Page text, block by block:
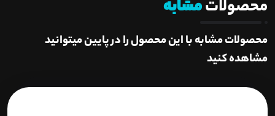
محصولاتمشابه
محصولات مشابه با این محصول را در پایین میتوانید
مشاهده کنید